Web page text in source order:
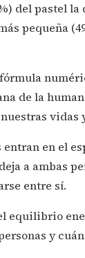
del pastel
pequeña
de la
vidas
en el
a ambas
entre sí.
equilibrio
y